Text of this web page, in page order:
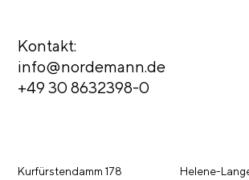
Kontakt:
info@nordemann.de
+49 30 8632398-0
Kurfürstendamm 178
Helene-